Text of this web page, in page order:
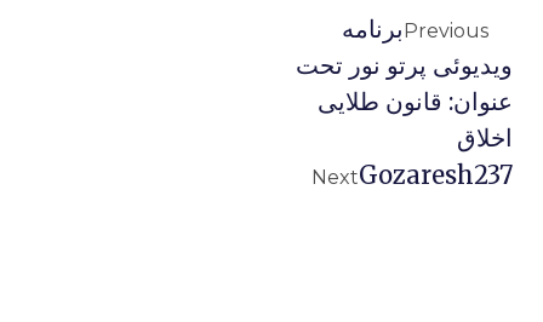
Previousبرنامه
ویدیوئى پرتو نور تحت
عنوان: قانون طلایی
اخلاق
NextGozaresh237